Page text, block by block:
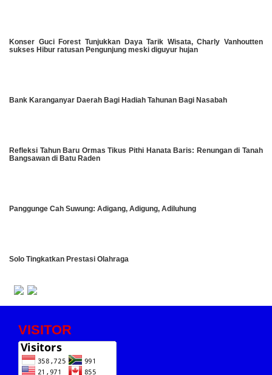
Konser Guci Forest Tunjukkan Daya Tarik Wisata, Charly Vanhoutten
sukses Hibur ratusan Pengunjung meski diguyur hujan
Bank Karanganyar Daerah Bagi Hadiah Tahunan Bagi Nasabah
Refleksi Tahun Baru Ormas Tikus Pithi Hanata Baris: Renungan di Tanah
Bangsawan di Batu Raden
Panggunge Cah Suwung: Adigang, Adigung, Adiluhung
Solo Tingkatkan Prestasi Olahraga
VISITOR